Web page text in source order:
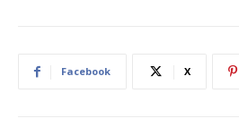
Facebook X